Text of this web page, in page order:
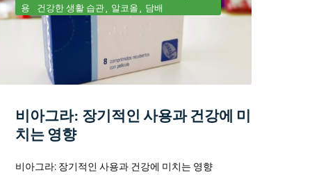
용
건강한 생활 습관 알코올 담배
비아그라: 장기적인 사용과 건강에 미
치는 영향
비아그라: 장기적인 사용과 건강에 미치는 영향